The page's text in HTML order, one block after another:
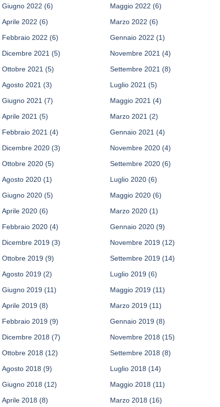
Giugno 2022 (6) Maggio 2022 (6)
Aprile 2022 (6) Marzo 2022 (6)
Febbraio 2022 (6) Gennaio 2022 (1)
Dicembre 2021 (5) Novembre 2021 (4)
Ottobre 2021 (5) Settembre 2021 (8)
Agosto 2021 (3) Luglio 2021 (5)
Giugno 2021 (7) Maggio 2021 (4)
Aprile 2021 (5) Marzo 2021 (2)
Febbraio 2021 (4) Gennaio 2021 (4)
Dicembre 2020 (3) Novembre 2020 (4)
Ottobre 2020 (5) Settembre 2020 (6)
Agosto 2020 (1) Luglio 2020 (6)
Giugno 2020 (5) Maggio 2020 (6)
Aprile 2020 (6) Marzo 2020 (1)
Febbraio 2020 (4) Gennaio 2020 (9)
Dicembre 2019 (3) Novembre 2019 (12)
Ottobre 2019 (9) Settembre 2019 (14)
Agosto 2019 (2) Luglio 2019 (6)
Giugno 2019 (11) Maggio 2019 (11)
Aprile 2019 (8) Marzo 2019 (11)
Febbraio 2019 (9) Gennaio 2019 (8)
Dicembre 2018 (7) Novembre 2018 (15)
Ottobre 2018 (12) Settembre 2018 (8)
Agosto 2018 (9) Luglio 2018 (14)
Giugno 2018 (12) Maggio 2018 (11)
Aprile 2018 (8) Marzo 2018 (16)